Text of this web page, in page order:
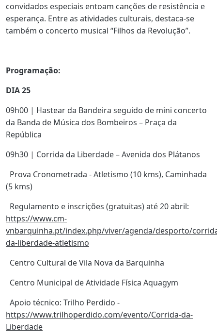
convidados especiais entoam canções de resistência e
esperança. Entre as atividades culturais, destaca-se
também o concerto musical “Filhos da Revolução”.
Programação:
DIA 25
09h00 | Hastear da Bandeira seguido de mini concerto
da Banda de Música dos Bombeiros – Praça da
República
09h30 | Corrida da Liberdade – Avenida dos Plátanos
Prova Cronometrada - Atletismo (10 kms), Caminhada
(5 kms)
Regulamento e inscrições (gratuitas) até 20 abril:
https://www.cm-
vnbarquinha.pt/index.php/viver/agenda/desporto/
da-liberdade-atletismo
Centro Cultural de Vila Nova da Barquinha
Centro Municipal de Atividade Física Aquagym
Apoio técnico: Trilho Perdido -
https://www.trilhoperdido.com/evento/Corrida-da-
Liberdade